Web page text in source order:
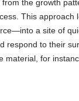
the growth
This
a site of
respond to their
material, for